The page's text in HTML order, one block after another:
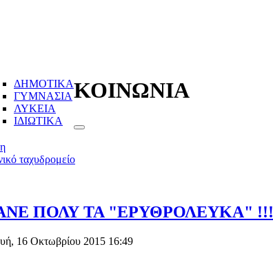
ΔΗΜΟΤΙΚΑ
ΓΥΜΝΑΣΙΑ
ΛΥΚΕΙΑ
ΙΔΙΩΤΙΚΑ
ΚΟΙΝΩΝΙΑ
ταχυδρομείο
ΠΟΛΥ ΤΑ "ΕΡΥΘΡΟΛΕΥΚΑ" !!!
16 Οκτωβρίου 2015 16:49